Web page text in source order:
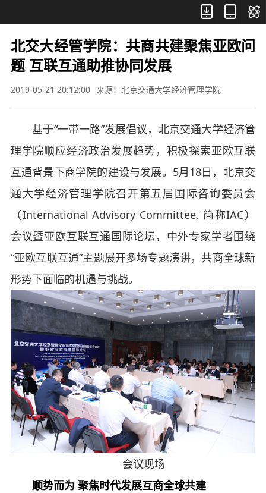



北交大经管学院：共商共建聚焦亚欧问
题 互联互通助推协同发展
2019-05-21 20:12:00 来源：北京交通大学经济管理学院
基于“一带一路”发展倡议，北京交通大学经济管
理学院顺应经济政治发展趋势，积极探索亚欧互联
互通背景下商学院的建设与发展。5月18日，北京交
通大学经济管理学院召开第五届国际咨询委员会
（International Advisory Committee, 简称IAC）
会议暨亚欧互联互通国际论坛，中外专家学者围绕
“亚欧互联互通”主题展开多场专题演讲，共商全球新
形势下面临的机遇与挑战。
会议现场
顺势而为 聚焦时代发展互商全球共建